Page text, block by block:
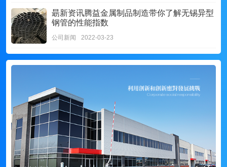
朂新资讯腾益金属制品制造带你了解无锡异型
钢管的性能指数
公司新闻 2022-03-23